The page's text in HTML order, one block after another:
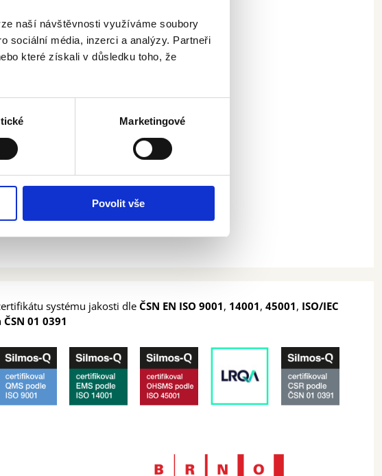
naší návštěvnosti využíváme soubory
sociální média, inzerci a analýzy. Partneři
které získali v důsledku toho, že
Marketingové
Povolit vše
systému jakosti dleČSN EN ISO 9001, 14001, 45001, ISO/IEC
ČSN 01 0391